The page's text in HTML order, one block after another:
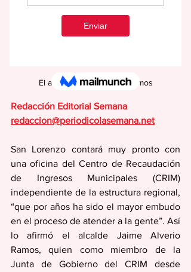
El alcalde Jaime Alverio Ramos
Redacción Editorial Semana
redaccion@periodicolasemana.net
San Lorenzo contará muy pronto con
una oficina del Centro de Recaudación
de Ingresos Municipales (CRIM)
independiente de la estructura regional,
“que por años ha sido el mayor embudo
en el proceso de atender a la gente”. Así
lo afirmó el alcalde Jaime Alverio
Ramos, quien como miembro de la
Junta de Gobierno del CRIM desde